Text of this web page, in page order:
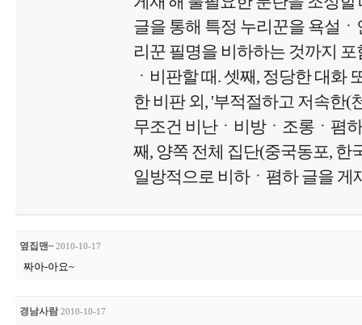
글을 통해 특정 누리꾼을 욕설
리꾼 필명을 비하하는 것까지
ㆍ비판할 때. 셋째, 정당한 대화
한 비판 외, '부적절하고 저속한(
무조건 비난ㆍ비방ㆍ조롱ㆍ폄
째, 양쪽 전체 집단(중국동포, 한
일방적으로 비하ㆍ폄하 글을 게
옆집맨~ 2010-10-17
짜아-아요~
경남사람 2010-10-17